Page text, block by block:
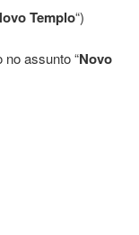
Templo“)
assunto “Novo